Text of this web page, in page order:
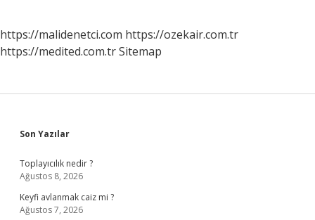
https://malidenetci.com https://ozekair.com.tr
https://medited.com.trSitemap
Sidebar
Son Yazılar
Toplayıcılık nedir ?
Ağustos 8, 2026
Keyfi avlanmak caiz mi ?
Ağustos 7, 2026